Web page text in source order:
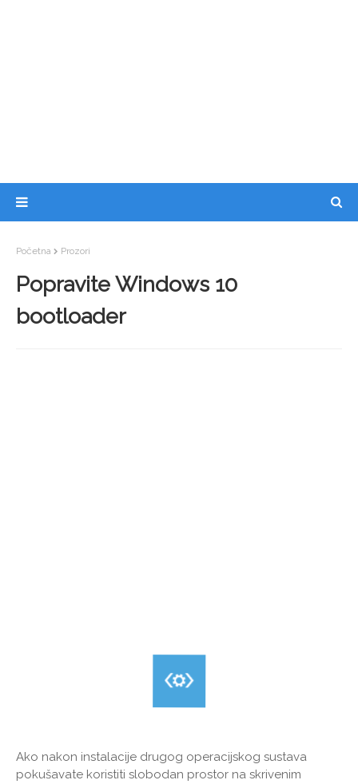
Početna Prozori
Popravite Windows 10
bootloader
Ako nakon instalacije drugog operacijskog sustava
pokušavate koristiti slobodan prostor na skrivenim